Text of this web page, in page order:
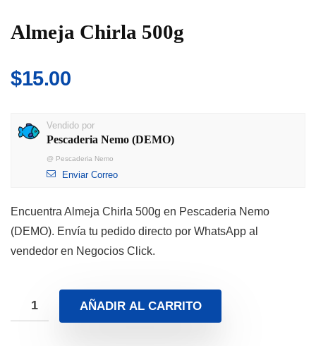
Almeja Chirla 500g
$15.00
Vendido por
Pescaderia Nemo (DEMO)
@ Pescaderia Nemo
Enviar Correo
Encuentra Almeja Chirla 500g en Pescaderia Nemo
(DEMO). Envía tu pedido directo por WhatsApp al
vendedor en Negocios Click.
AÑADIR AL CARRITO